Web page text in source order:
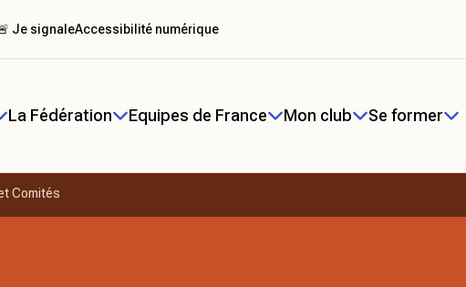
La Fédération Equipes de France Mon club Se former
Je signaleAccessibilité numérique
Comités